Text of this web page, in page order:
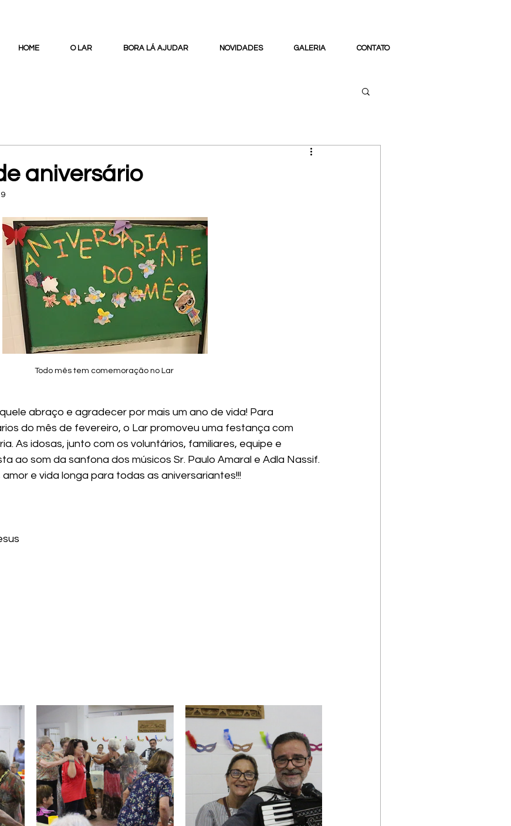
HOME O LAR BORA LÁ AJUDAR NOVIDADES GALERIA CONTATO
aniversário
Todo mês tem comemoração no Lar
abraço e agradecer por mais um ano de vida! Para
do mês de fevereiro, o Lar promoveu uma festança com
As idosas, junto com os voluntários, familiares, equipe e
ao som da sanfona dos músicos Sr. Paulo Amaral e Adla Nassif.
e vida longa para todas as aniversariantes!!!